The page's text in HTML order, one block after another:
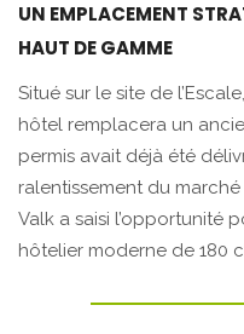
UN EMPLACEMENT
HAUT DE GAMME
Situé sur le site de
hôtel remplacera un
permis avait déjà été
ralentissement du
Valk a saisi l’opportunité
hôtelier moderne de 180